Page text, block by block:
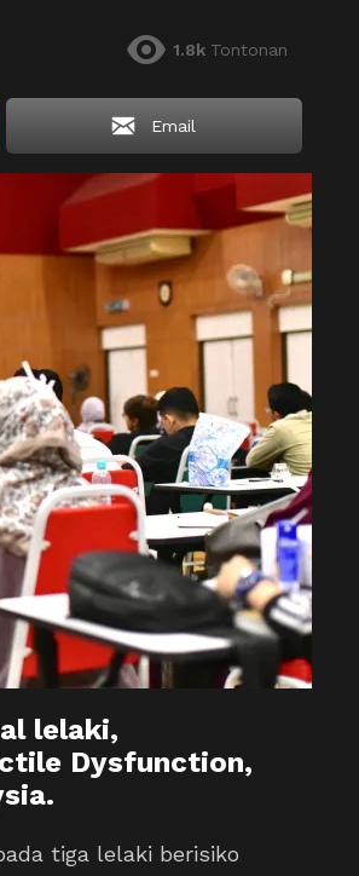
1.8k Tontonan
Email
lelaki,
Dysfunction,
tiga lelaki berisiko